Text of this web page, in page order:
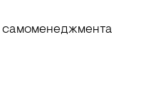
самоменеджмента